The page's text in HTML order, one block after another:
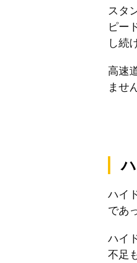
スタ
ピー
し続
高速
ませ
ハイ
であ
ハイ
不足